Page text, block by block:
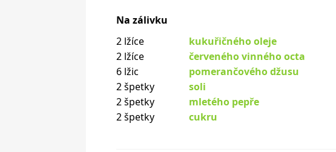
Na zálivku
2 lžíce
kukuřičného oleje
2 lžíce
červeného vinného octa
6 lžic
pomerančového džusu
2 špetky
soli
2 špetky
mletého pepře
2 špetky
cukru